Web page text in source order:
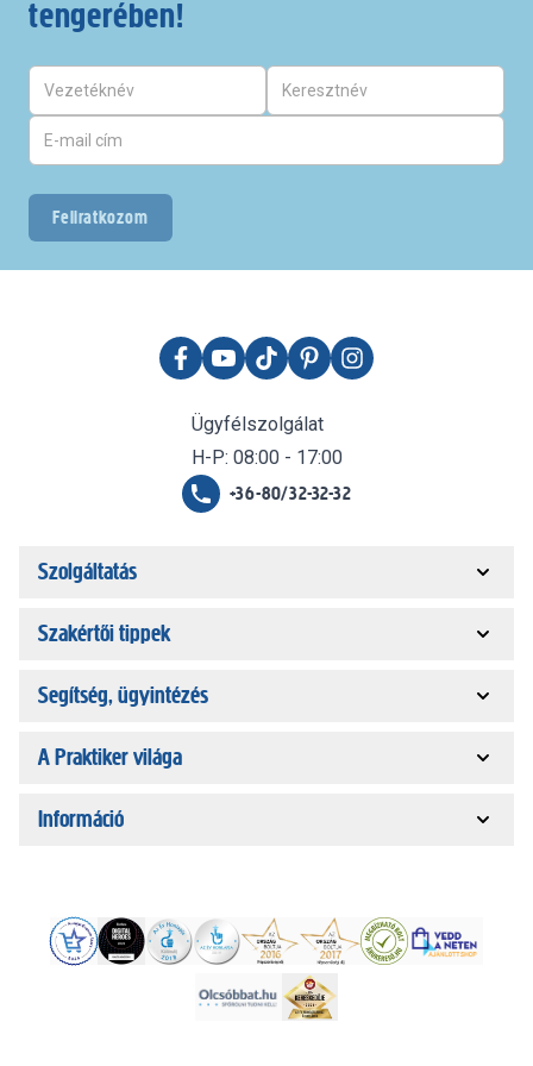
tengerében!
Feliratkozom
Ügyfélszolgálat
H-P: 08:00 - 17:00
+36-80/32-32-32
Szolgáltatás
Szakértői tippek
Segítség, ügyintézés
A Praktiker világa
Információ